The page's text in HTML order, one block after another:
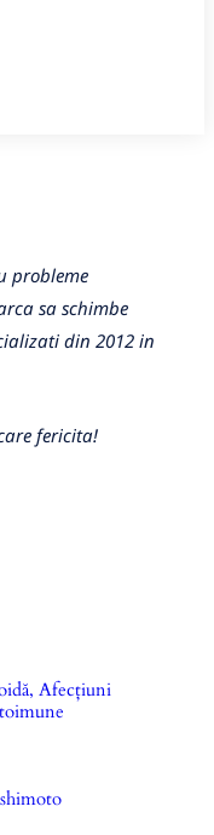
probleme
sa schimbe
din 2012 in
fericita!
Afecțiuni